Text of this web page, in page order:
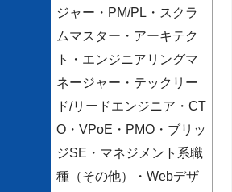
ジャー・PM/PL・スクラ
ムマスター・アーキテク
ト・エンジニアリングマ
ネージャー・テックリー
ド/リードエンジニア・CT
O・VPoE・PMO・ブリッ
ジSE・マネジメント系職
種（その他）・Webデザ